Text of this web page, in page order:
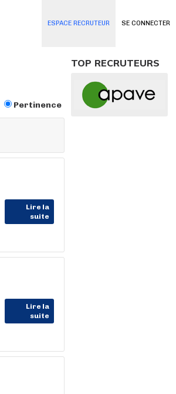
SE CONNECTER
ESPACE RECRUTEUR
Pertinence
Lire la
suite
Lire la
suite
TOP RECRUTEURS